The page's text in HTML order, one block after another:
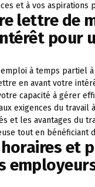
et à vos aspirations
lettre de
pour
à temps partiel
en avant votre
capacité à gérer
exigences du travail
et les avantages du
tout en bénéficiant
et